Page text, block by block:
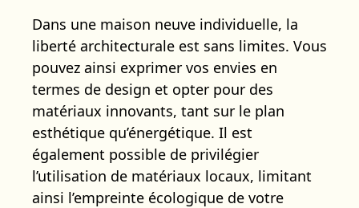
Dans une maison neuve individuelle, la
liberté architecturale est sans limites. Vous
pouvez ainsi exprimer vos envies en
termes de design et opter pour des
matériaux innovants, tant sur le plan
esthétique qu’énergétique. Il est
également possible de privilégier
l’utilisation de matériaux locaux, limitant
ainsi l’empreinte écologique de votre